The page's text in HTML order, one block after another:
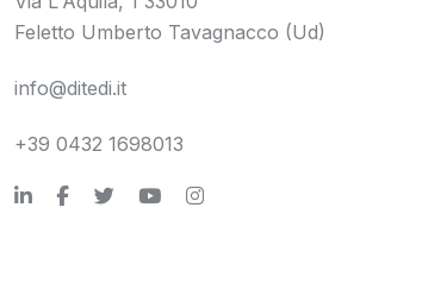
Feletto Umberto Tavagnacco (Ud)
info@ditedi.it
+39 0432 1698013